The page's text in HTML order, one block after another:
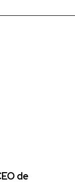
de